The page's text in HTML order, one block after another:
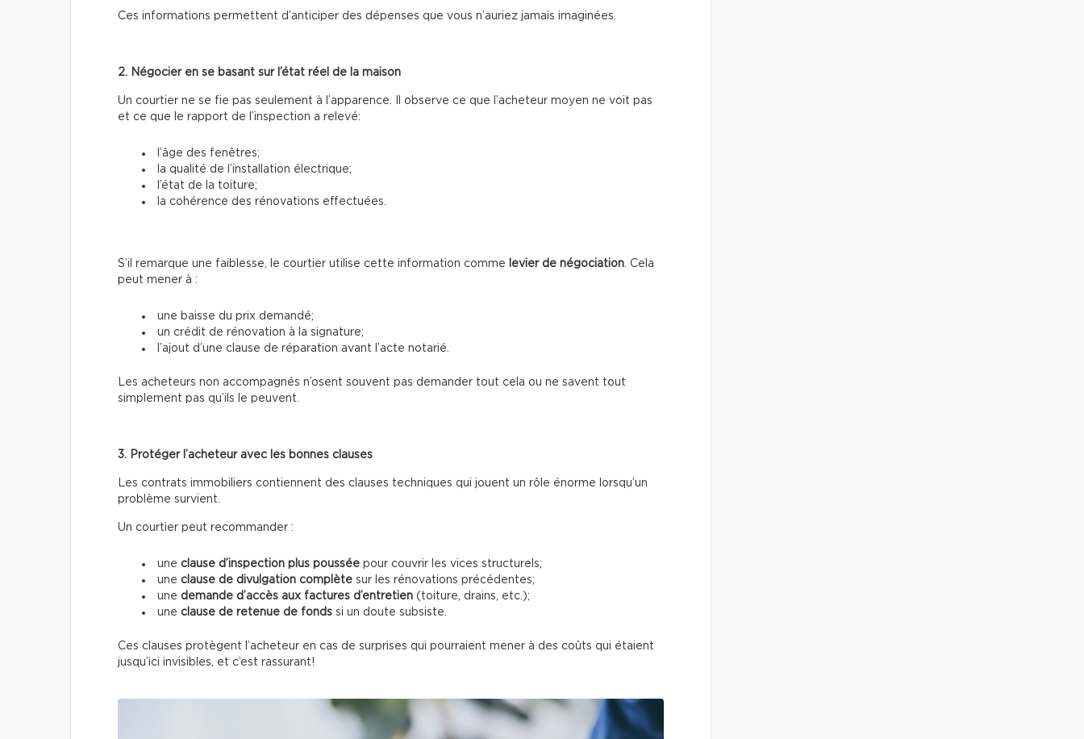
Ces informations permettent d’anticiper des dépenses que vous n’auriez jamais imaginées.
2. Négocier en se basant sur l’état réel de la maison
Un courtier ne se fie pas seulement à l’apparence. Il observe ce que l’acheteur moyen ne voit pas
et ce que le rapport de l’inspection a relevé:
l’âge des fenêtres;
la qualité de l’installation électrique;
l’état de la toiture;
la cohérence des rénovations effectuées.
S’il remarque une faiblesse, le courtier utilise cette information comme levier de négociation. Cela
peut mener à :
une baisse du prix demandé;
un crédit de rénovation à la signature;
l’ajout d’une clause de réparation avant l’acte notarié.
Les acheteurs non accompagnés n’osent souvent pas demander tout cela ou ne savent tout
simplement pas qu’ils le peuvent.
3. Protéger l’acheteur avec les bonnes clauses
Les contrats immobiliers contiennent des clauses techniques qui jouent un rôle énorme lorsqu’un
problème survient.
Un courtier peut recommander :
une clause d’inspection plus poussée pour couvrir les vices structurels;
une clause de divulgation complète sur les rénovations précédentes;
une demande d’accès aux factures d’entretien (toiture, drains, etc.);
une clause de retenue de fonds si un doute subsiste.
Ces clauses protègent l’acheteur en cas de surprises qui pourraient mener à des coûts qui étaient
jusqu’ici invisibles, et c’est rassurant!